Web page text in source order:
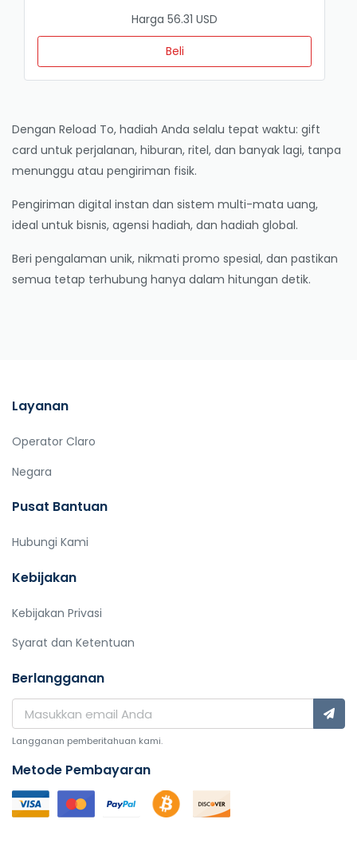
Harga 56.31 USD
Beli
Dengan Reload To, hadiah Anda selalu tepat waktu: gift
card untuk perjalanan, hiburan, ritel, dan banyak lagi, tanpa
menunggu atau pengiriman fisik.
Pengiriman digital instan dan sistem multi-mata uang,
ideal untuk bisnis, agensi hadiah, dan hadiah global.
Beri pengalaman unik, nikmati promo spesial, dan pastikan
semua tetap terhubung hanya dalam hitungan detik.
Layanan
Operator Claro
Negara
Pusat Bantuan
Hubungi Kami
Kebijakan
Kebijakan Privasi
Syarat dan Ketentuan
Berlangganan
Langganan pemberitahuan kami.
Metode Pembayaran